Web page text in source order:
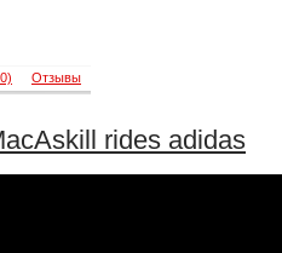
Отзывы
rides adidas